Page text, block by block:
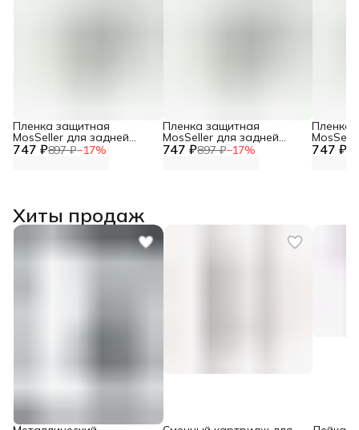
747 ₽897 ₽−17%
Пленка защитная
MosSeller для задней
панели для Infinix Zero 30 747 ₽897 ₽−17%
Пленка защитная
MosSeller для задней
панели для Infinix Note 40 747 ₽
Пленка
панели
Хиты продаж